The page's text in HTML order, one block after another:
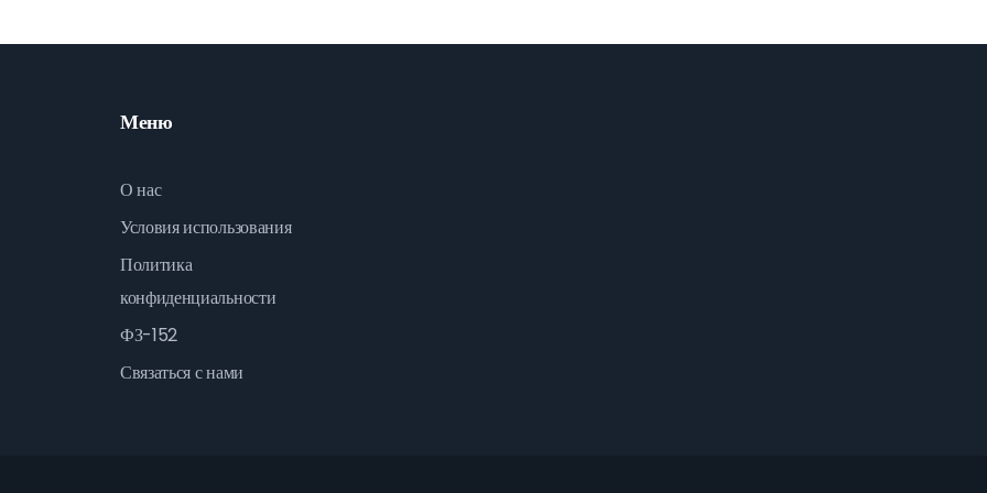
Меню
О нас
Условия использования
Политика
конфиденциальности
ФЗ-152
Связаться с нами